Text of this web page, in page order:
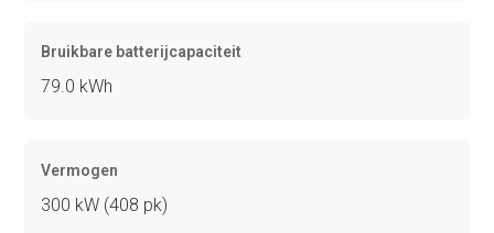
Bruikbare batterijcapaciteit
79.0 kWh
Vermogen
300 kW (408 pk)